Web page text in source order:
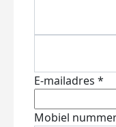
E-mailadres *
Mobiel